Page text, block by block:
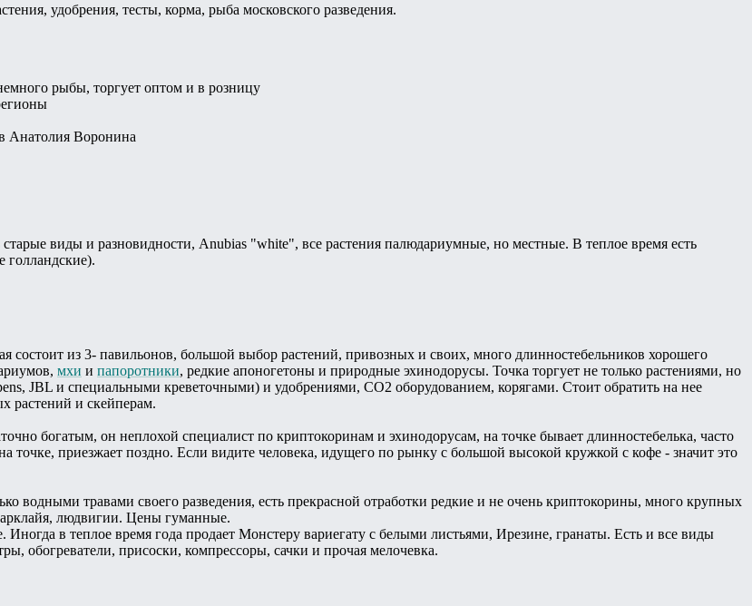
удобрения, тесты, корма, рыба московского разведения.
рыбы, торгует оптом и в розницу
Анатолия Воронина
виды и разновидности, Anubias "white", все растения палюдариумные, но местные. В теплое время есть
голландские).
состоит из 3- павильонов, большой выбор растений, привозных и своих, много длинностебельников хорошего
мхи и папоротники, редкие апоногетоны и природные эхинодорусы. Точка торгует не только растениями, но
JBL и специальными креветочными) и удобрениями, СО2 оборудованием, корягами. Стоит обратить на нее
растений и скейперам.
богатым, он неплохой специалист по криптокоринам и эхинодорусам, на точке бывает длинностебелька, часто
точке, приезжает поздно. Если видите человека, идущего по рынку с большой высокой кружкой с кофе - значит это
водными травами своего разведения, есть прекрасной отработки редкие и не очень криптокорины, много крупных
людвигии. Цены гуманные.
Иногда в теплое время года продает Монстеру вариегату с белыми листьями, Ирезине, гранаты. Есть и все виды
обогреватели, присоски, компрессоры, сачки и прочая мелочевка.